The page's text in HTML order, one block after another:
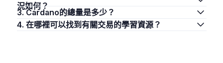
況如何？
3. Cardano的總量是多少？
4. 在哪裡可以找到有關交易的學習資源？